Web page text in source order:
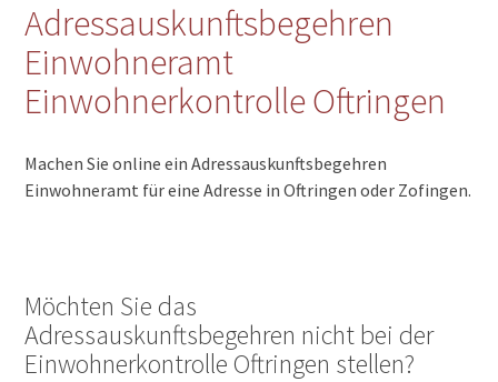
Adressauskunftsbegehren
Einwohneramt
Einwohnerkontrolle Oftringen
Machen Sie online ein Adressauskunftsbegehren
Einwohneramt für eine Adresse in Oftringen oder Zofingen.
Möchten Sie das
Adressauskunftsbegehren nicht bei der
Einwohnerkontrolle Oftringen stellen?